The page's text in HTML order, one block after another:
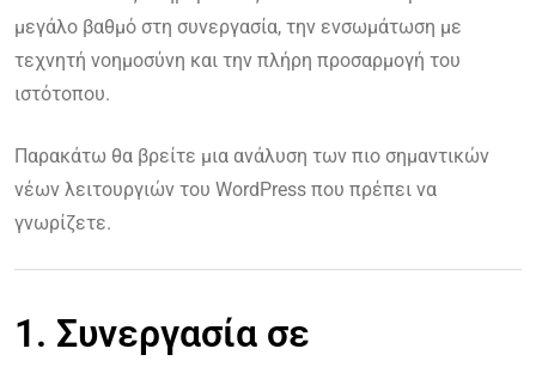
μεγάλο βαθμό στη συνεργασία, την ενσωμάτωση με
τεχνητή νοημοσύνη και την πλήρη προσαρμογή του
ιστότοπου.
Παρακάτω θα βρείτε μια ανάλυση των πιο σημαντικών
νέων λειτουργιών του WordPress που πρέπει να
γνωρίζετε.
1. Συνεργασία σε